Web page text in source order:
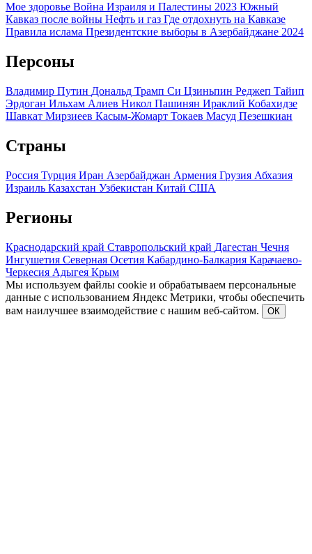
Мое здоровье Война Израиля и Палестины 2023 Южный
Кавказ после войны Нефть и газ Где отдохнуть на Кавказе
Правила ислама Президентские выборы в Азербайджане 2024
Персоны
Владимир Путин Дональд Трамп Си Цзиньпин Реджеп Тайип
Эрдоган Ильхам Алиев Никол Пашинян Ираклий Кобахидзе
Шавкат Мирзиеев Касым-Жомарт Токаев Масуд Пезешкиан
Страны
Россия Турция Иран Азербайджан Армения Грузия Абхазия
Израиль Казахстан Узбекистан Китай США
Регионы
Краснодарский край Ставропольский край Дагестан Чечня
Ингушетия Северная Осетия Кабардино-Балкария Карачаево-
Черкесия Адыгея Крым
Мы используем файлы cookie и обрабатываем персональные
данные с использованием Яндекс Метрики, чтобы обеспечить
вам наилучшее взаимодействие с нашим веб-сайтом.
ОК